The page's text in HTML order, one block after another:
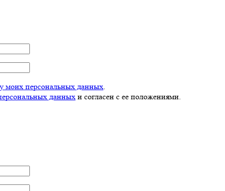
моих персональных данных
данных и согласен с ее положениями.